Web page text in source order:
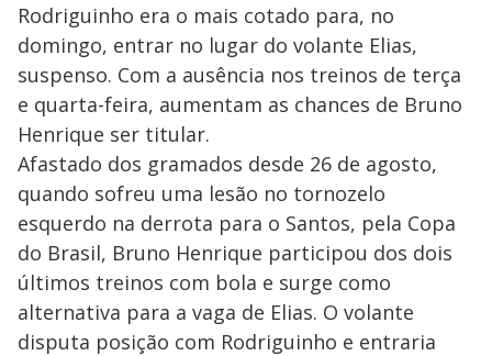
Rodriguinho era o mais cotado para, no
domingo, entrar no lugar do volante Elias,
suspenso. Com a ausência nos treinos de terça
e quarta-feira, aumentam as chances de Bruno
Henrique ser titular.
Afastado dos gramados desde 26 de agosto,
quando sofreu uma lesão no tornozelo
esquerdo na derrota para o Santos, pela Copa
do Brasil, Bruno Henrique participou dos dois
últimos treinos com bola e surge como
alternativa para a vaga de Elias. O volante
disputa posição com Rodriguinho e entraria